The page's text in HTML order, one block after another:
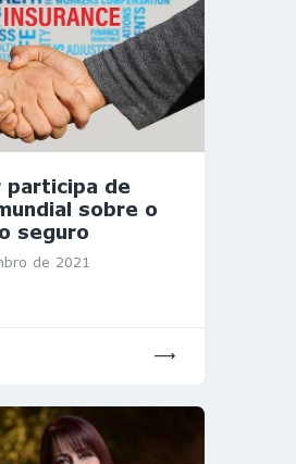
participa de
sobre o
seguro
de 2021